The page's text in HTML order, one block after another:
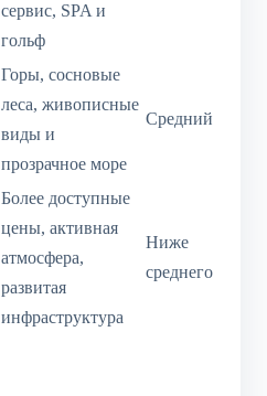
сервис, SPA и
гольф
Горы, сосновые
леса, живописные
виды и
прозрачное море
Средний
Более доступные
цены, активная
атмосфера,
развитая
инфраструктура
Ниже
среднего